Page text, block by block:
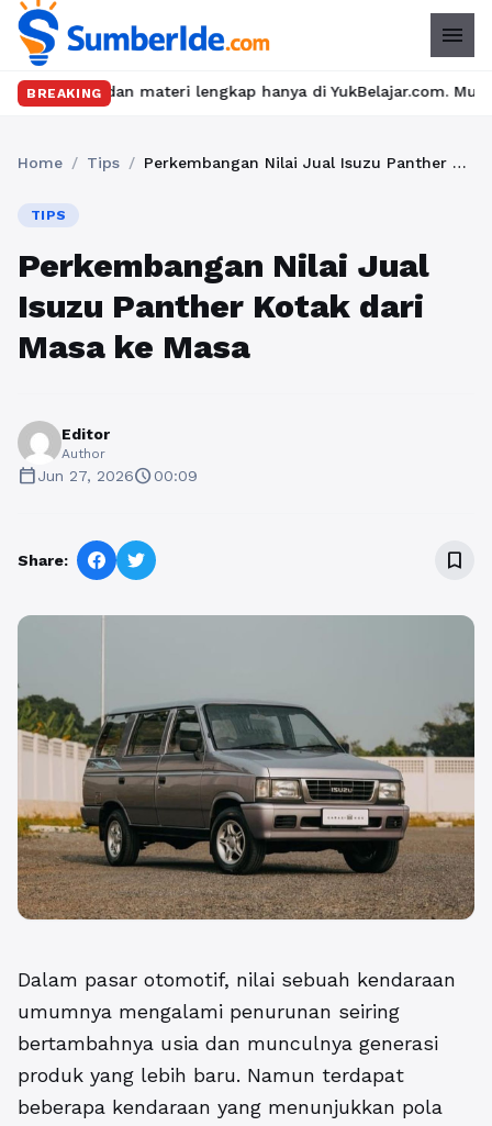
menu
BREAKING
materi lengkap hanya di YukBelajar.com. Mulai langkah
Home / Tips / Perkembangan Nilai Jual Isuzu Panther Kotak dari Masa ke Masa
TIPS
Perkembangan Nilai Jual
Isuzu Panther Kotak dari
Masa ke Masa
Editor
Author
calendar_todayJun 27, 2026schedule00:09
Share: bookmark_border
Dalam pasar otomotif, nilai sebuah kendaraan
umumnya mengalami penurunan seiring
bertambahnya usia dan munculnya generasi
produk yang lebih baru. Namun terdapat
beberapa kendaraan yang menunjukkan pola